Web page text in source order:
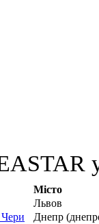
Місто
Львов
Днепр